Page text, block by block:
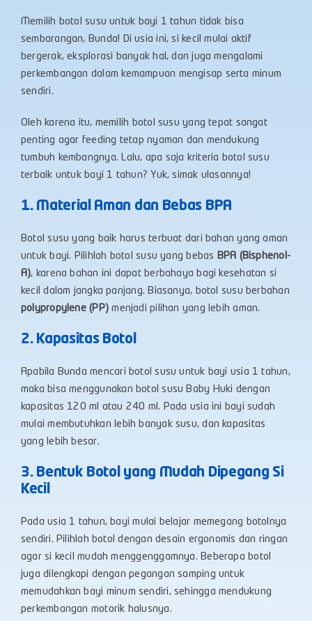
Memilih botol susu untuk bayi 1 tahun tidak bisa
sembarangan, Bunda! Di usia ini, si kecil mulai aktif
bergerak, eksplorasi banyak hal, dan juga mengalami
perkembangan dalam kemampuan mengisap serta minum
sendiri.
Oleh karena itu, memilih botol susu yang tepat sangat
penting agar feeding tetap nyaman dan mendukung
tumbuh kembangnya. Lalu, apa saja kriteria botol susu
terbaik untuk bayi 1 tahun? Yuk, simak ulasannya!
1. Material Aman dan Bebas BPA
Botol susu yang baik harus terbuat dari bahan yang aman
untuk bayi. Pilihlah botol susu yang bebas BPA (Bisphenol-
A), karena bahan ini dapat berbahaya bagi kesehatan si
kecil dalam jangka panjang. Biasanya, botol susu berbahan
polypropylene (PP)menjadi pilihan yang lebih aman.
2. Kapasitas Botol
Apabila Bunda mencari botol susu untuk bayi usia 1 tahun,
maka bisa menggunakan botol susu Baby Huki dengan
kapasitas 120 ml atau 240 ml. Pada usia ini bayi sudah
mulai membutuhkan lebih banyak susu, dan kapasitas
yang lebih besar.
3. Bentuk Botol yang Mudah Dipegang Si
Kecil
Pada usia 1 tahun, bayi mulai belajar memegang botolnya
sendiri. Pilihlah botol dengan desain ergonomis dan ringan
agar si kecil mudah menggenggamnya. Beberapa botol
juga dilengkapi dengan pegangan samping untuk
memudahkan bayi minum sendiri, sehingga mendukung
perkembangan motorik halusnya.